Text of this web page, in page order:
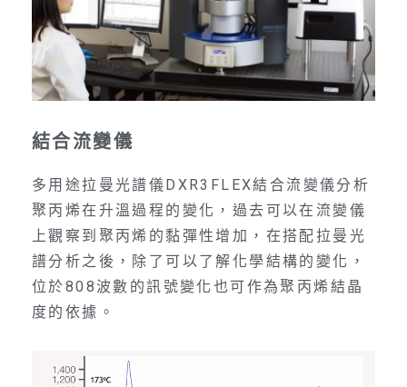
結合流變儀
多用途拉曼光譜儀DXR3FLEX結合流變儀分析
聚丙烯在升溫過程的變化，過去可以在流變儀
上觀察到聚丙烯的黏彈性增加，在搭配拉曼光
譜分析之後，除了可以了解化學結構的變化，
位於808波數的訊號變化也可作為聚丙烯結晶
度的依據。